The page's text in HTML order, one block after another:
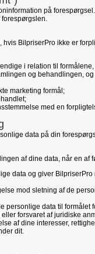
på
BilpriserPro ikke er
i relation til
og behandlingen,
marketing formål;
med en
data på din
af dine data, når en af
data og giver
mod sletning af de
personlige data til
forsvaret af juridiske
af dine interesser,
dit.